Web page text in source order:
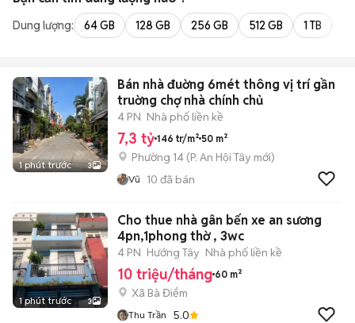
Dung lượng: 64 GB 128 GB 256 GB 512 GB 1 TB
1 phút trước 3
Bán nhà đuờng 6mét thông vị trí gần
truờng chợ nhà chính chủ
4 PN Nhà phố liền kề
7,3 tỷ 146 tr/m² 50 m²
Phường 14 (P. An Hội Tây mới)
Vũ 10 đã bán
1 phút trước 3
Cho thue nhà gân bến xe an sương
4pn,1phong thờ , 3wc
4 PN Hướng Tây Nhà phố liền kề
10 triệu/tháng 60 m²
Xã Bà Điểm
Thu Trần 5.0